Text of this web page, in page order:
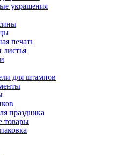
украшения
печать
для штампов
праздника
товары